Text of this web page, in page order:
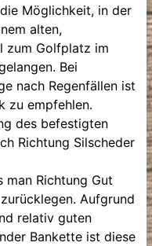
Möglichkeit, in der
alten,
zum Golfplatz im
Bei
nach Regenfällen ist
zu empfehlen.
des befestigten
Richtung Silscheder
man Richtung Gut
Aufgrund
relativ guten
Bankette ist diese